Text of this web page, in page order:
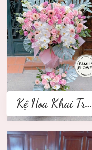
Kệ Hoa Khai Trương 2 tầng